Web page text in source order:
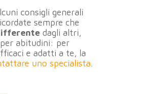
consigli generali
sempre che
dagli altri,
abitudini: per
e adatti a te, la
uno specialista.